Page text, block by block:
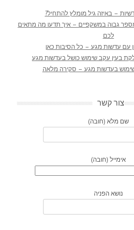
– באיזה גיל מומלץ להתחיל?
גבוה במשקפיים – איך תדעו מה מתאים
לכם
עם עדשות מגע – כל הסיבות כאן
בעין עקב שימוש כושל בעדשות מגע
בעדשות מגע – סקירה מלאה
צור קשר
שם מלא (חובה)
אימייל (חובה)
נושא הפניה